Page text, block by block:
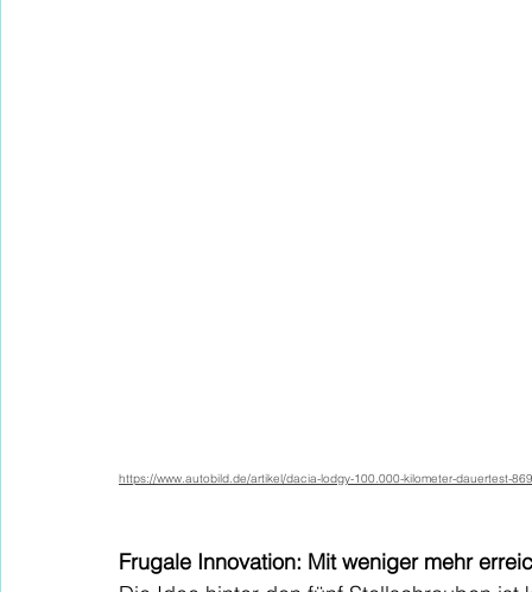
https://www.autobild.de/artikel/dacia-lodgy-100.000-kilometer-dauertest-
Frugale Innovation: Mit weniger mehr